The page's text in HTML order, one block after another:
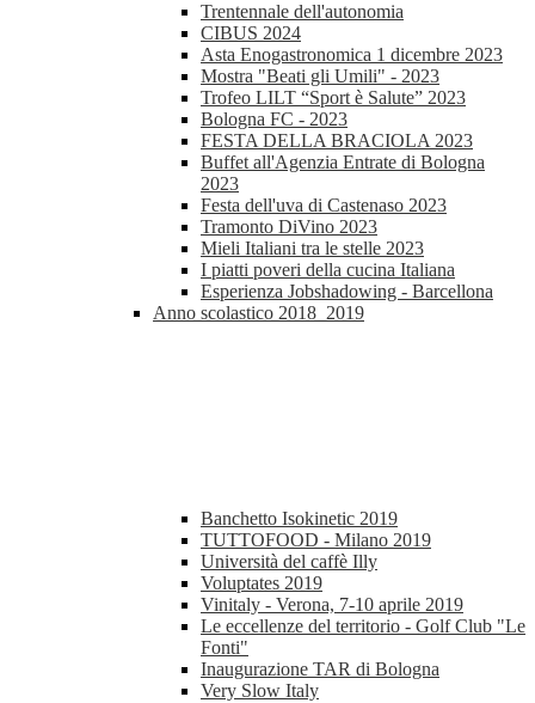
Trentennale dell'autonomia
CIBUS 2024
Asta Enogastronomica 1 dicembre 2023
Mostra "Beati gli Umili" - 2023
Trofeo LILT “Sport è Salute” 2023
Bologna FC - 2023
FESTA DELLA BRACIOLA 2023
Buffet all'Agenzia Entrate di Bologna
2023
Festa dell'uva di Castenaso 2023
Tramonto DiVino 2023
Mieli Italiani tra le stelle 2023
I piatti poveri della cucina Italiana
Esperienza Jobshadowing - Barcellona
Anno scolastico 2018_2019
Banchetto Isokinetic 2019
TUTTOFOOD - Milano 2019
Università del caffè Illy
Voluptates 2019
Vinitaly - Verona, 7-10 aprile 2019
Le eccellenze del territorio - Golf Club "Le
Fonti"
Inaugurazione TAR di Bologna
Very Slow Italy